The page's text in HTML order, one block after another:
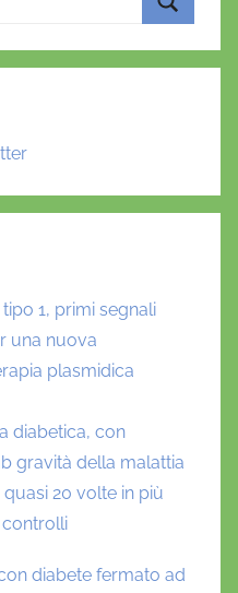
1, primi segnali
una nuova
plasmidica
diabetica, con
gravità della malattia
20 volte in più
controlli
diabete fermato ad